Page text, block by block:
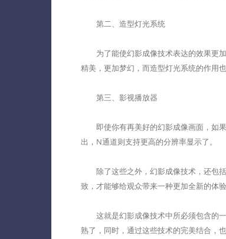
第二、造型灯光系统
为了能使幻影成像技术表达的效果更加
精美，更加梦幻，而造型灯光系统的作用
第三、影视播放器
即使你有再美好的幻影成像画面，如果
出，N通道则支持更高的分辨率显示了。
除了这些之外，幻影成像技术，还包括
致，才能够给观众带来一种更加全新的体
这就是幻影成像技术中所必须包含的一
熟了，同时，通过这些技术的完美结合，